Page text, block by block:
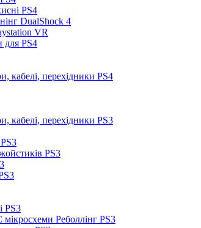
PS4
DualShock 4
VR
для PS4
кабелі, перехідники PS4
кабелі, перехідники PS3
PS3
PS3
Реболлінг PS3